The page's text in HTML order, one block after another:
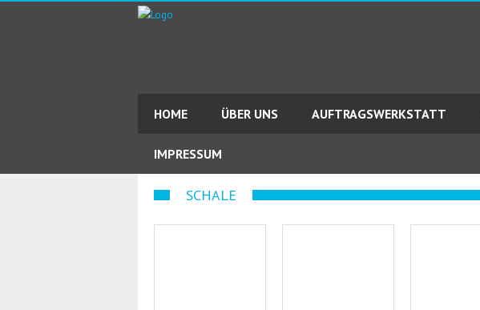
HOME ÜBER UNS AUFTRAGSWERKSTATT
IMPRESSUM
SCHALE